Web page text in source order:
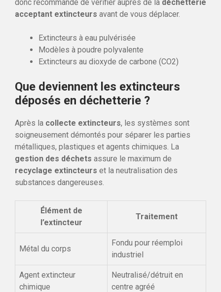
donc recommandé de vérifier auprès de la déchetterie
acceptant extincteurs avant de vous déplacer.
Extincteurs à eau pulvérisée
Modèles à poudre polyvalente
Extincteurs au dioxyde de carbone (CO2)
Que deviennent les extincteurs
déposés en déchetterie ?
Après la collecte extincteurs, les systèmes sont
soigneusement démontés pour séparer les parties
métalliques, plastiques et agents chimiques. La
gestion des déchets assure le maximum de
recyclage extincteurs et la neutralisation des
substances dangereuses.
Élément de
l’extincteur
Traitement
Métal du corps
Fondu pour réemploi
industriel
Agent extincteur
chimique
Neutralisé/détruit en
centre agréé